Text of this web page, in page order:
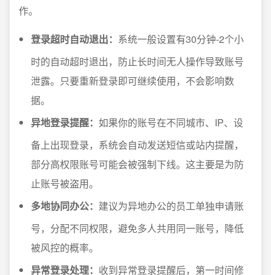
作。
登录超时自动退出： 系统一般设置有30分钟-2个小
时的自动超时退出，防止长时间无人操作导致账号
泄露。只要重新登录即可继续使用，不会影响数
据。
异地登录提醒： 如果你的账号在不同城市、IP、设
备上出现登录，系统会自动发送短信或站内提醒，
部分高权限账号可能会被强制下线。这主要是为防
止账号被盗用。
多地协同办公： 建议为异地办公的员工单独申请账
号，分配不同权限，避免多人共用同一账号，降低
被风控的概率。
异常登录处理： 收到异常登录提醒后，第一时间修